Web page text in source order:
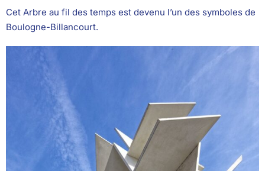
Cet Arbre au fil des temps est devenu l’un des symboles de
Boulogne-Billancourt.